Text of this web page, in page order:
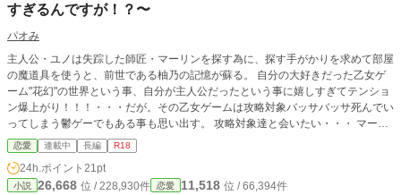
すぎるんですが！？〜
パオみ
主人公・ユノは失踪した師匠・マーリンを探す為に、探す手がかりを求めて部屋
の魔道具を使うと、前世である柚乃の記憶が蘇る。 自分の大好きだった乙女ゲ
ーム"花幻"の世界という事、自分が主人公だったという事に嬉しすぎてテンショ
ン爆上がり！！！・・・だが。その乙女ゲームは攻略対象バッサバッサ死んでい
ってしまう鬱ゲーでもある事も思い出す。 攻略対象達と会いたい・・・ マーリ
ンも助けたい・・・ 恋愛したい・・・ でも！でも！！みんな素敵すぎて一人に
絞るなんて無理過ぎる！！！ なら！とりあえず、恋愛よりもマーリンを探す方
が終わってからゆっくり恋愛すれば良いのでは！？ そして、男装して王都へ出
発！ひょんな事から女でありながら騎士団へ入る事になる。 ゲームの舞台であ
恋愛 連載中 長編 R18
24h.ポイント 21pt
小説 26,668 位 / 228,930件 恋愛 11,518 位 / 66,394件